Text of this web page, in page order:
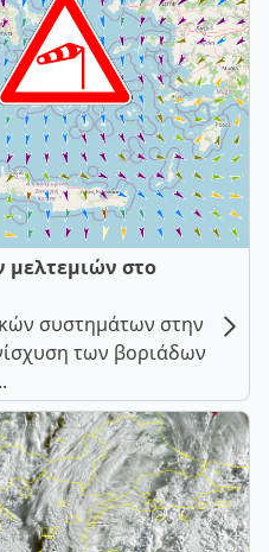
μελτεμιών στο
συστημάτων στην
των βοριάδων